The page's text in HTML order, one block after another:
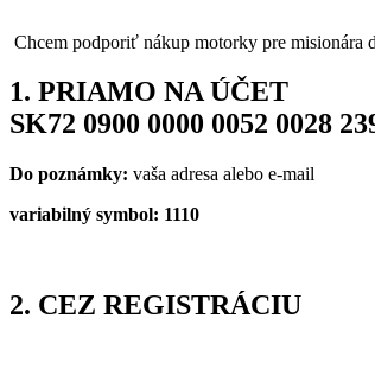
Chcem podporiť nákup motorky pre misionára
1. PRIAMO NA ÚČET
SK72 0900 0000 0052 0028
Do poznámky: vaša adresa alebo e-mail
variabilný symbol: 1110
2. CEZ REGISTRÁCIU